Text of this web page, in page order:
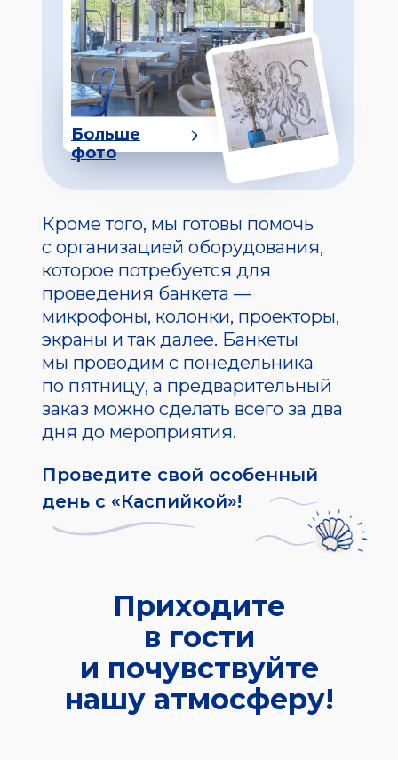
Кроме того, мы готовы помочь
с организацией оборудования,
которое потребуется для
проведения банкета —
микрофоны, колонки, проекторы,
экраны и так далее. Банкеты
мы проводим с понедельника
по пятницу, а предварительный
заказ можно сделать всего за два
дня до мероприятия.
Проведите свой особенный
день с «Каспийкой»!
Больше
фото
Приходите
в гости
и почувствуйте
нашу атмосферу!